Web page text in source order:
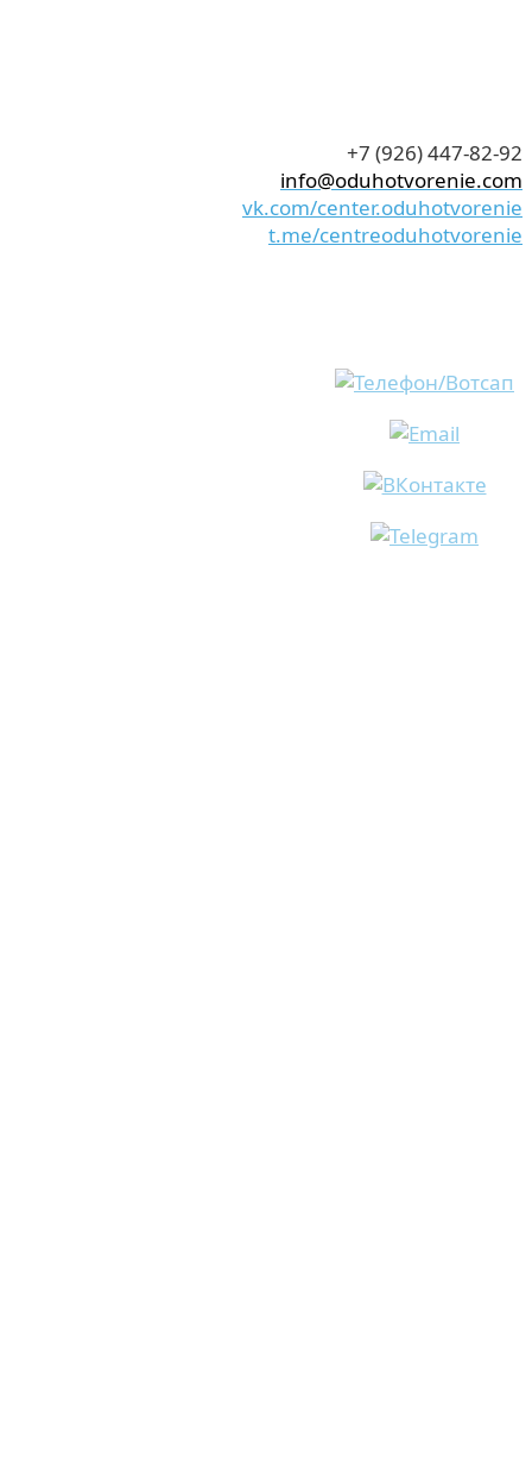
+7 (926) 447-82-92
info@oduhotvorenie.com
vk.com/center.oduhotvorenie
t.me/centreoduhotvorenie